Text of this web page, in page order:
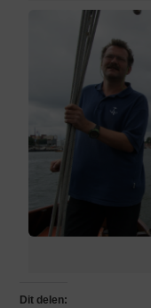
Dit delen: